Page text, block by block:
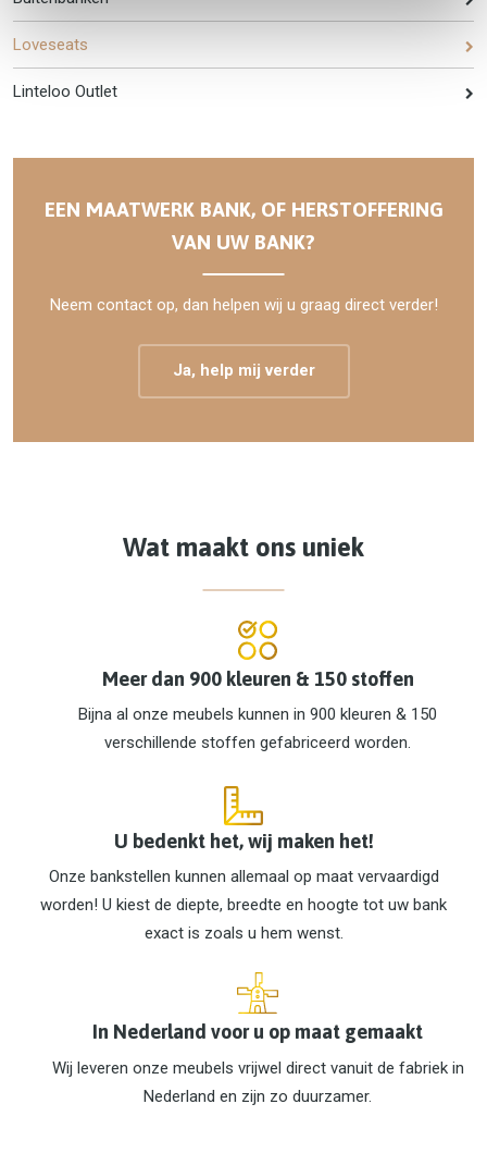
Loveseats
Linteloo Outlet
EEN MAATWERK BANK, OF HERSTOFFERING
VAN UW BANK?
Neem contact op, dan helpen wij u graag direct verder!
Ja, help mij verder
Wat maakt ons uniek
Meer dan 900 kleuren & 150 stoffen
Bijna al onze meubels kunnen in 900 kleuren & 150
verschillende stoffen gefabriceerd worden.
U bedenkt het, wij maken het!
Onze bankstellen kunnen allemaal op maat vervaardigd
worden! U kiest de diepte, breedte en hoogte tot uw bank
exact is zoals u hem wenst.
In Nederland voor u op maat gemaakt
Wij leveren onze meubels vrijwel direct vanuit de fabriek in
Nederland en zijn zo duurzamer.